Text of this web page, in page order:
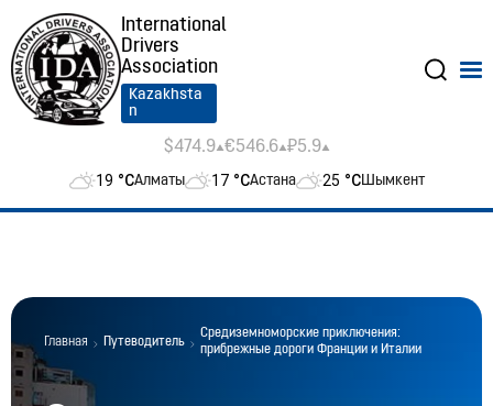
International
Drivers
Association
Kazakhsta
n
$474.9 €546.6 ₽5.9
19 °CАлматы 17 °CАстана 25 °CШымкент
Главная Путеводитель
Средиземноморские приключения:
прибрежные дороги Франции и Италии